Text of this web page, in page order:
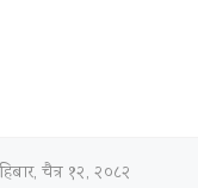
चैत्र १२, २०८२